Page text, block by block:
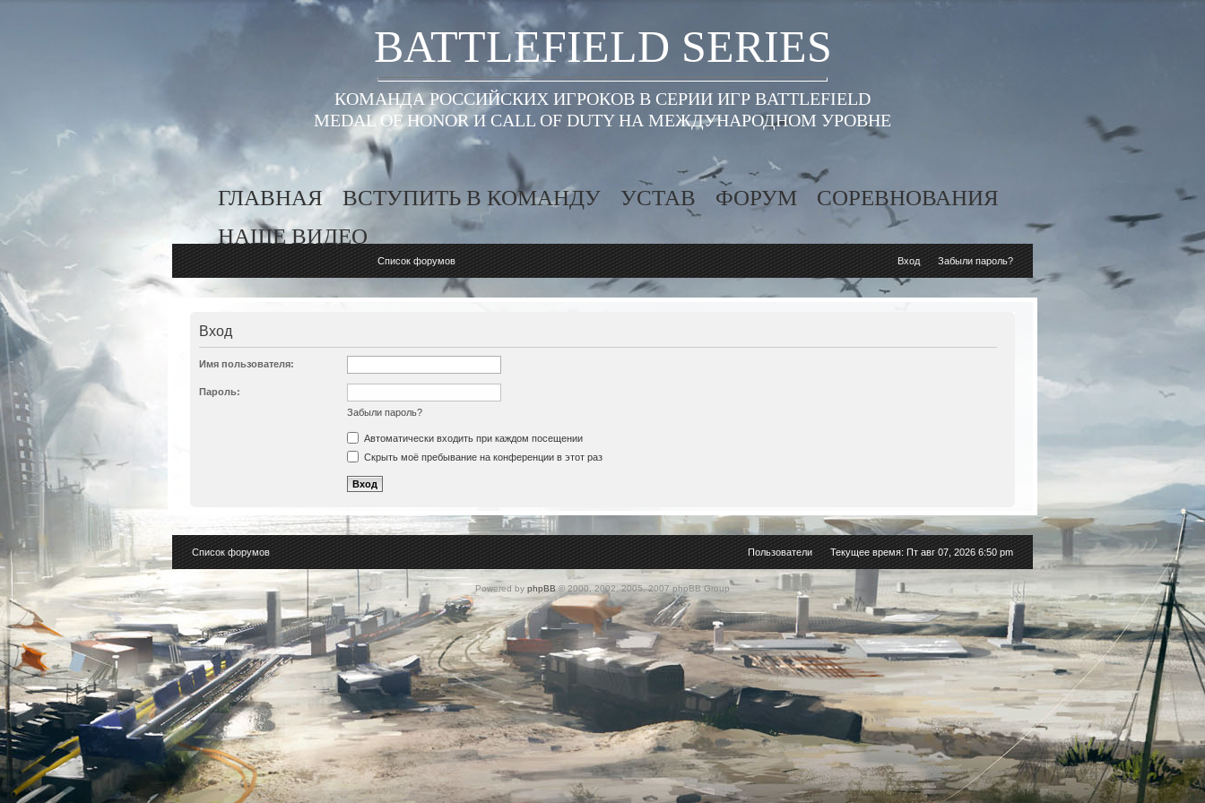
BATTLEFIELD SERIES
КОМАНДА РОССИЙСКИХ ИГРОКОВ В СЕРИИ ИГР BATTLEFIELD
MEDAL OF HONOR И CALL OF DUTY НА МЕЖДУНАРОДНОМ УРОВНЕ
ГЛАВНАЯ ВСТУПИТЬ В КОМАНДУ УСТАВ ФОРУМ
СОРЕВНОВАНИЯ
НАШЕ ВИДЕО
Список форумов Вход Забыли пароль?
Вход
Имя пользователя:
Пароль:
Забыли пароль?
Автоматически входить при каждом посещении
Скрыть моё пребывание на конференции в этот раз
Список форумов Пользователи Текущее время: Пт авг 07, 2026 6:50 pm
Powered by phpBB© 2000, 2002, 2005, 2007 phpBB Group